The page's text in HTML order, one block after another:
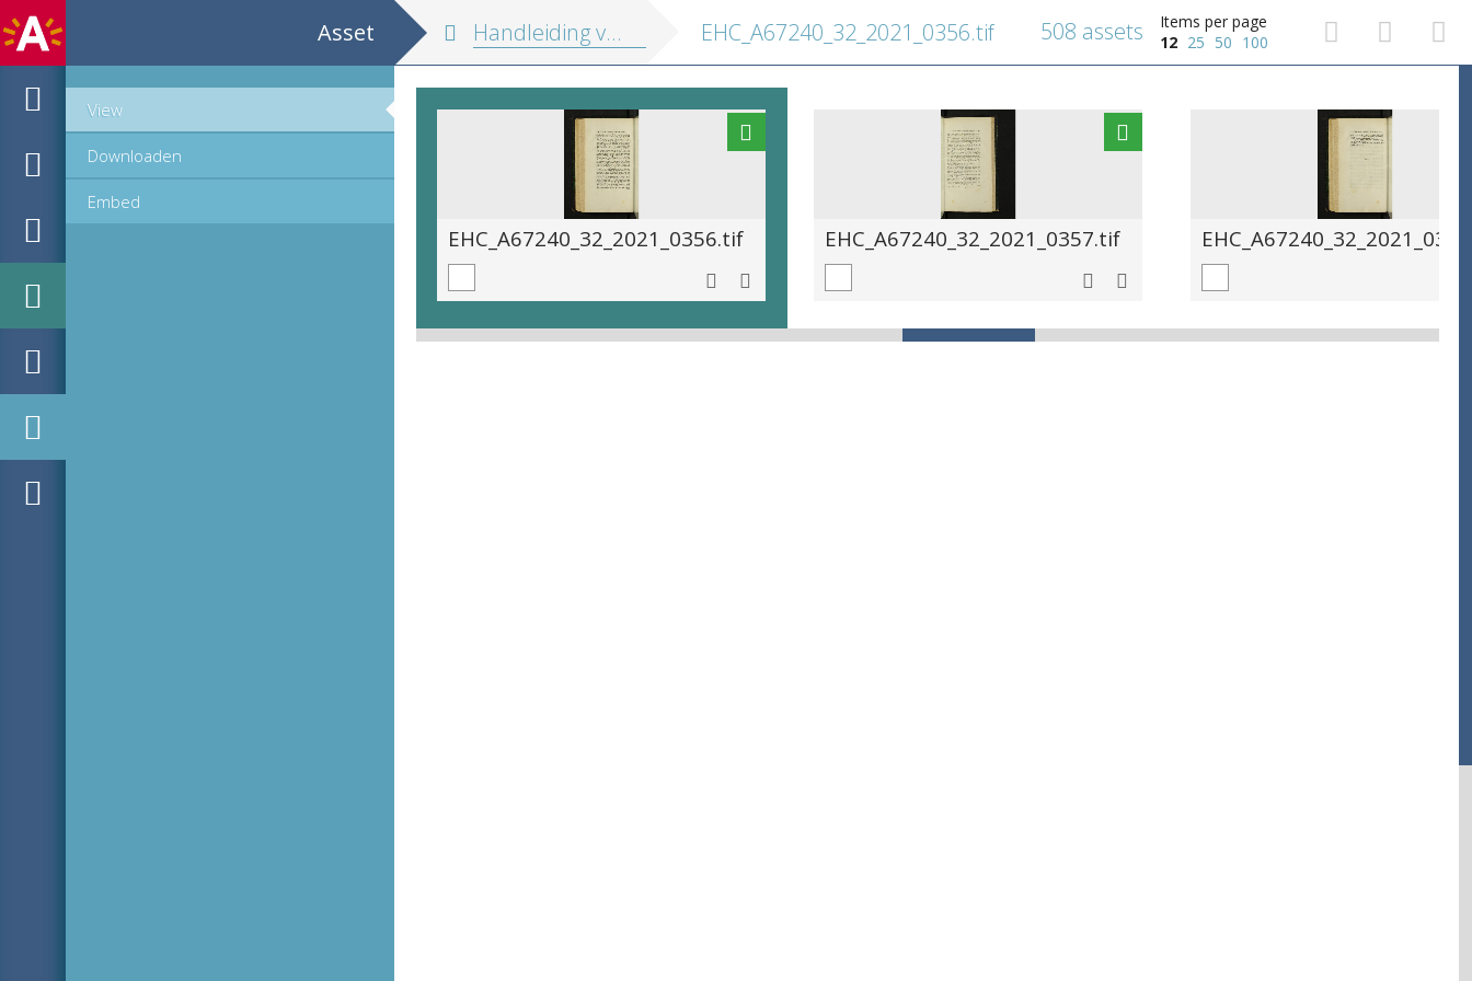
Asset
View
Downloaden
Embed
Handleiding voor schoolleeraars ten platte lande EHC_A67240_32_2021_0356.tif
Items per page
12 25 50 100
508 assets
EHC_A67240_32_2021_0356.tif EHC_A67240_32_2021_0357.tif